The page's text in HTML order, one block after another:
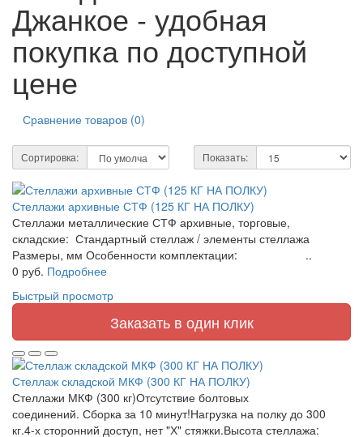
Джанкое - удобная
покупка по доступной
цене
Сравнение товаров (0)
Сортировка: Показать:
Стеллажи архивные СТФ (125 КГ НА ПОЛКУ)
Стеллажи металлические СТФ архивные, торговые,
складские: Стандартный стеллаж / элементы стеллажа
Размеры, мм Особенности комплектации: ..
0 руб. Подробнее
Быстрый просмотр
Заказать в один клик
Стеллаж складской МКФ (300 КГ НА ПОЛКУ)
Стеллажи МКФ (300 кг)Отсутствие болтовых
соединений. Сборка за 10 минут!Нагрузка на полку до 300
кг.4-х сторонний доступ, нет "Х" стяжки.Высота стеллажа: